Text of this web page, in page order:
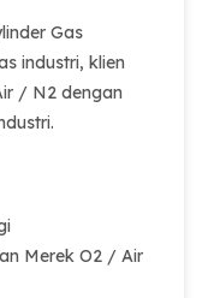
Gas
industri, klien
/ N2 dengan
Merek O2 / Air